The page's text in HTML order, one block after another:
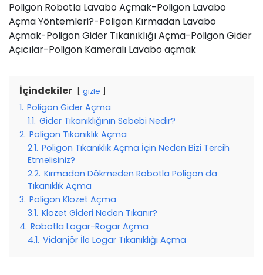
Poligon Robotla Lavabo Açmak-Poligon Lavabo
Açma Yöntemleri?-Poligon Kırmadan Lavabo
Açmak-Poligon Gider Tıkanıklığı Açma-Poligon Gider
Açıcılar-Poligon Kameralı Lavabo açmak
İçindekiler gizle
1. Poligon Gider Açma
1.1. Gider Tıkanıklığının Sebebi Nedir?
2. Poligon Tıkanıklık Açma
2.1. Poligon Tıkanıklık Açma İçin Neden Bizi Tercih
Etmelisiniz?
2.2. Kırmadan Dökmeden Robotla Poligon da
Tıkanıklık Açma
3. Poligon Klozet Açma
3.1. Klozet Gideri Neden Tıkanır?
4. Robotla Logar-Rögar Açma
4.1. Vidanjör İle Logar Tıkanıklığı Açma